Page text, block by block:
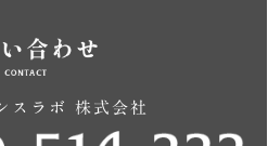
スラボ 株式会社